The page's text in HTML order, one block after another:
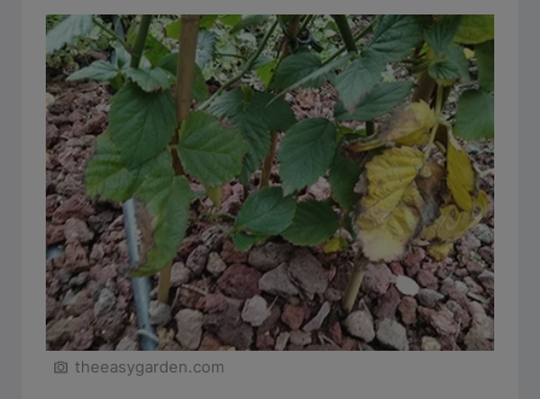
theeasygarden.com